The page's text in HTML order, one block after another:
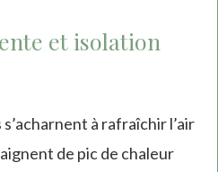
et isolation
à rafraîchir l’air
de pic de chaleur